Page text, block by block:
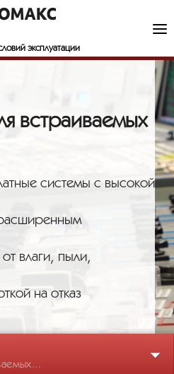
эксплуатации
встраиваемых
системы с высокой
влаги, пыли,
на отказ